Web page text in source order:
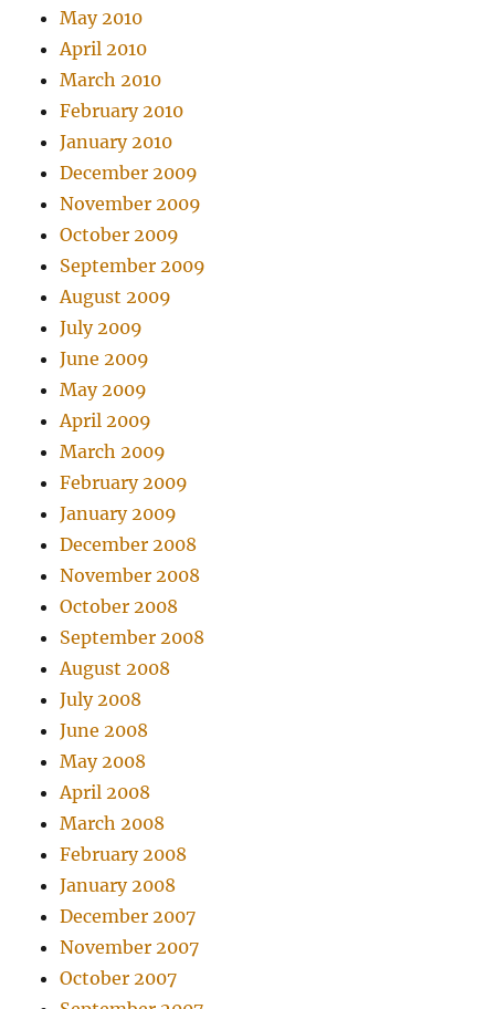
May 2010
April 2010
March 2010
February 2010
January 2010
December 2009
November 2009
October 2009
September 2009
August 2009
July 2009
June 2009
May 2009
April 2009
March 2009
February 2009
January 2009
December 2008
November 2008
October 2008
September 2008
August 2008
July 2008
June 2008
May 2008
April 2008
March 2008
February 2008
January 2008
December 2007
November 2007
October 2007